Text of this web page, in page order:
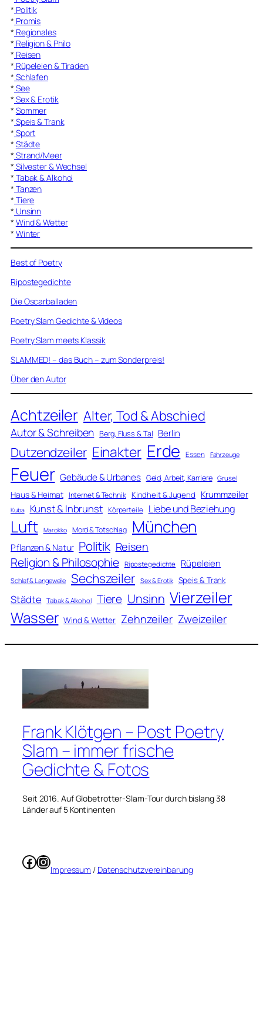
* Politik
* Promis
* Regionales
* Religion & Philo
* Reisen
* Rüpeleien & Tiraden
* Schlafen
* See
* Sex & Erotik
* Sommer
* Speis & Trank
* Sport
* Städte
* Strand/Meer
* Silvester & Wechsel
* Tabak & Alkohol
* Tanzen
* Tiere
* Unsinn
* Wind & Wetter
* Winter
Best of Poetry
Ripostegedichte
Die Oscarballaden
Poetry Slam Gedichte & Videos
Poetry Slam meets Klassik
SLAMMED! – das Buch – zum Sonderpreis!
Über den Autor
Achtzeiler Alter, Tod & Abschied
Autor & Schreiben Berg, Fluss & Tal Berlin
Dutzendzeiler Einakter Erde Essen Fahrzeuge
Feuer Gebäude & Urbanes Geld, Arbeit, Karriere Grusel
Haus & Heimat Internet & Technik Kindheit & Jugend Krummzeiler
Kuba Kunst & Inbrunst Körperteile Liebe und Beziehung
Luft Marokko Mord & Totschlag München
Pflanzen & Natur Politik Reisen
Religion & Philosophie Ripostegedichte Rüpeleien
Schlaf & Langeweile Sechszeiler Sex & Erotik Speis & Trank
Städte Tabak & Alkohol Tiere Unsinn Vierzeiler
Wasser Wind & Wetter Zehnzeiler Zweizeiler
Frank Klötgen – Post Poetry
Slam – immer frische
Gedichte & Fotos
Seit 2016. Auf Globetrotter-Slam-Tour durch bislang 38
Länder auf 5 Kontinenten
Facebook
Instagram
Impressum / Datenschutzvereinbarung